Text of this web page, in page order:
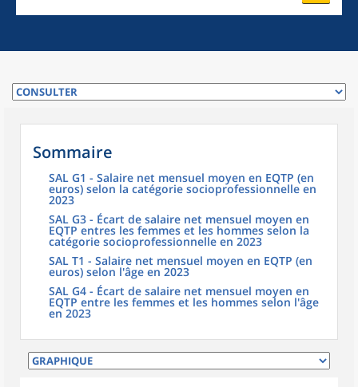
Sommaire
SAL G1 - Salaire net mensuel moyen en EQTP (en
euros) selon la catégorie socioprofessionnelle en
2023
SAL G3 - Écart de salaire net mensuel moyen en
EQTP entres les femmes et les hommes selon la
catégorie socioprofessionnelle en 2023
SAL T1 - Salaire net mensuel moyen en EQTP (en
euros) selon l'âge en 2023
SAL G4 - Écart de salaire net mensuel moyen en
EQTP entre les femmes et les hommes selon l'âge
en 2023